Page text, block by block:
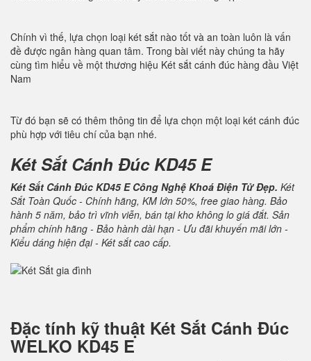
Chính vì thế, lựa chọn loại két sắt nào tốt và an toàn luôn là vấn
đề được ngân hàng quan tâm. Trong bài viết này chúng ta hãy
cùng tìm hiểu về một thương hiệu Két sắt cánh đúc hàng đầu Việt
Nam
Từ đó bạn sẽ có thêm thông tin để lựa chọn một loại két cánh đúc
phù hợp với tiêu chí của bạn nhé.
Két Sắt Cánh Đúc KD45 E
Két Sắt Cánh Đúc KD45 E Công Nghệ Khoá Điện Tử Đẹp. Két
Sắt Toàn Quốc - Chính hãng, KM lớn 50%, free giao hàng. Bảo
hành 5 năm, bảo trì vĩnh viễn, bán tại kho không lo giá đắt. Sản
phẩm chính hãng - Bảo hành dài hạn - Ưu đãi khuyến mãi lớn -
Kiểu dáng hiện đại - Két sắt cao cấp.
Đặc tính kỹ thuật Két Sắt Cánh Đúc
WELKO KD45 E